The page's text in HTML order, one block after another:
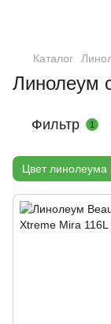
Каталог
Линолеум
Фильтр 1
Цвет линолеума